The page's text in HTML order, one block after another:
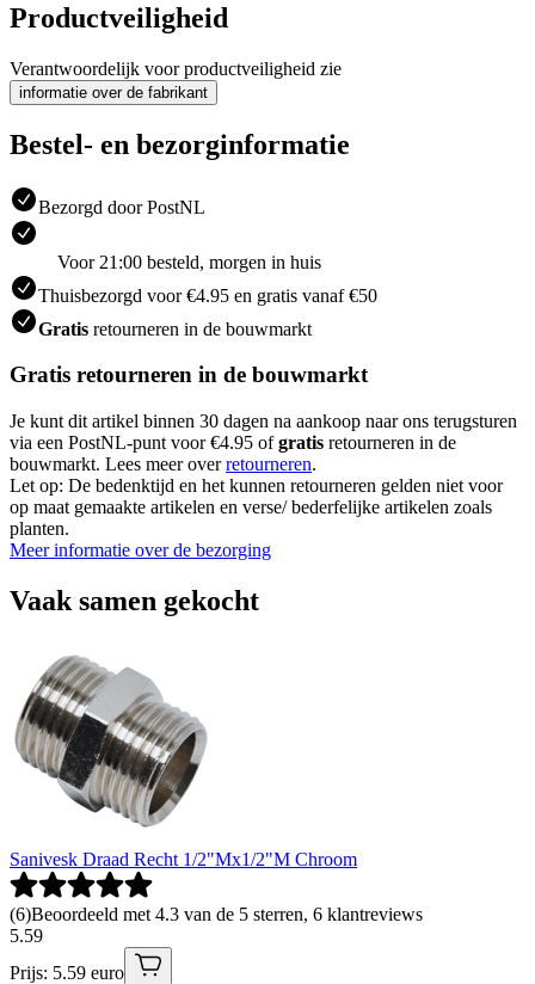
Productveiligheid
Verantwoordelijk voor productveiligheid zie
informatie over de fabrikant
Bestel- en bezorginformatie
Bezorgd door PostNL
Voor 21:00 besteld, morgen in huis
Thuisbezorgd voor €4.95 en gratis vanaf €50
Gratis retourneren in de bouwmarkt
Gratis retourneren in de bouwmarkt
Je kunt dit artikel binnen 30 dagen na aankoop naar ons terugsturen
via een PostNL-punt voor €4.95 ofgratis retourneren in de
bouwmarkt. Lees meer overretourneren.
Let op: De bedenktijd en het kunnen retourneren gelden niet voor
op maat gemaakte artikelen en verse/ bederfelijke artikelen zoals
planten.
Meer informatie over de bezorging
Vaak samen gekocht
Sanivesk Draad Recht 1/2"Mx1/2"M Chroom
(6)Beoordeeld met 4.3 van de 5 sterren, 6 klantreviews
5.59
Prijs: 5.59 euro